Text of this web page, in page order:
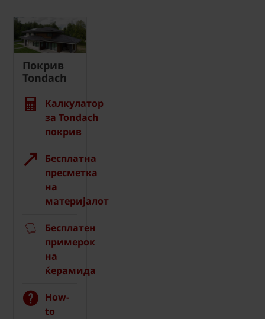
Покрив
Tondach
Калкулатор
за Tondach
покрив
Бесплатна
пресметка
на
материјалот
Бесплатен
примерок
на
ќерамида
How-
to